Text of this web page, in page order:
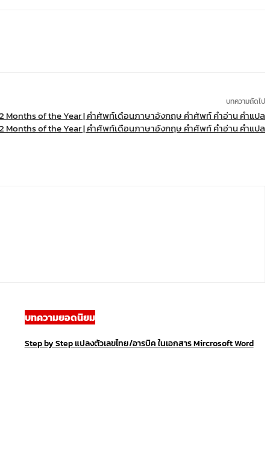
บทความถัดไป
Months of the Year | คำศัพท์เดือนภาษาอังกฤษ คำศัพท์ คำอ่าน คำแปล
บทความยอดนิยม
Step by Step แปลงตัวเลขไทย/อารบิค ในเอกสาร Mircrosoft Word